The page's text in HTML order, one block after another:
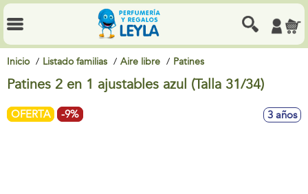
Inicio Listado familias Aire libre Patines
Patines 2 en 1 ajustables azul (Talla 31/34)
OFERTA -9% 3 años